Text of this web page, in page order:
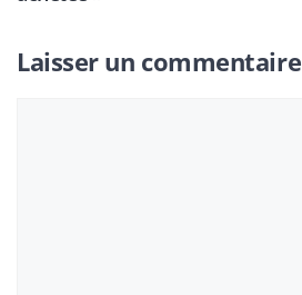
Laisser un commentaire